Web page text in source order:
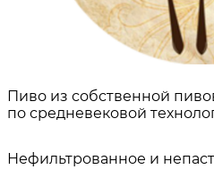
Пиво из собственной
по средневековой
Нефильтрованное и